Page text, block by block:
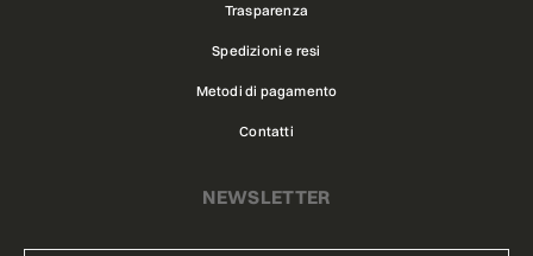
Trasparenza
Spedizioni e resi
Metodi di pagamento
Contatti
NEWSLETTER